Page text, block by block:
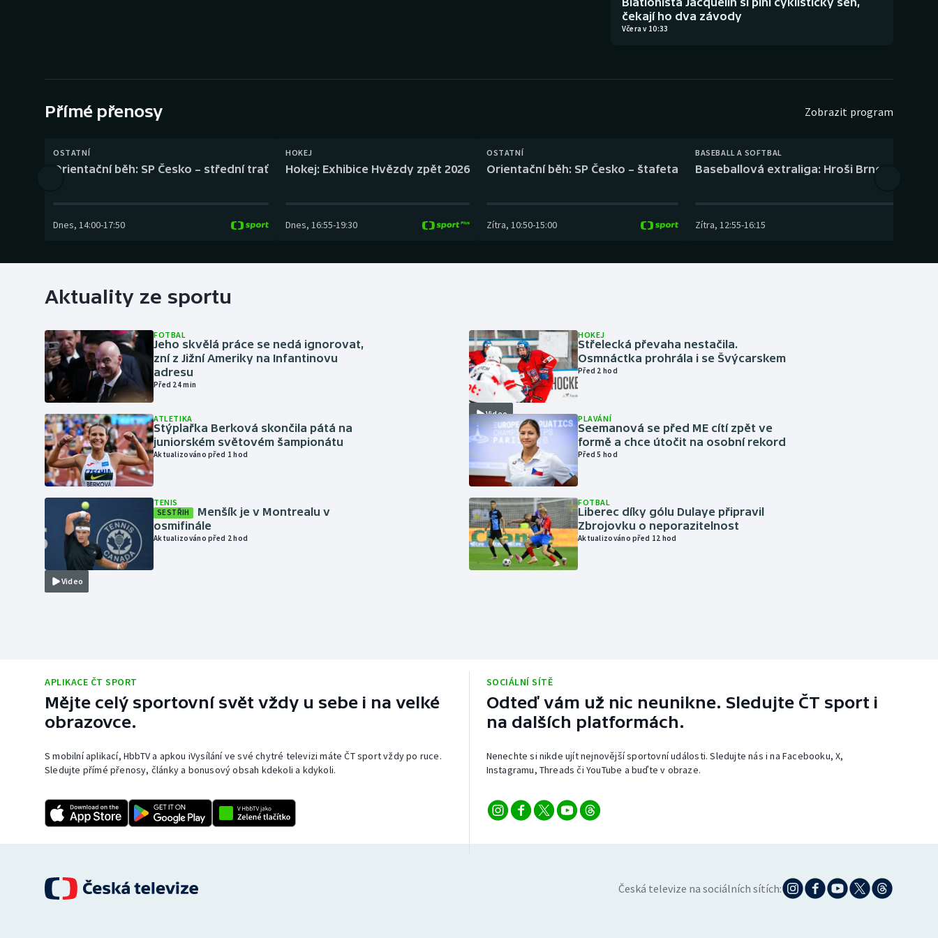
Gymnastika Plážový volejbal
čekají ho dva závody
Včera v 10:33
Přímé přenosy Zobrazit program
OSTATNÍ
Orientační běh: SP Česko – střední trať
Dnes, 14:00-17:50
HOKEJ
Hokej: Exhibice Hvězdy zpět 2026
Dnes, 16:55-19:30
OSTATNÍ
Orientační běh: SP Česko – štafeta
Zítra, 10:50-15:00
BASEBALL A SOFTBAL
Baseballová extraliga: Hroši Brno – Eagles
Zítra, 12:55-16:15
Aktuality ze sportu
FOTBAL
Jeho skvělá práce se nedá ignorovat,
zní z Jižní Ameriky na Infantinovu
adresu
Před 24 min
ATLETIKA
Stýplařka Berková skončila pátá na
juniorském světovém šampionátu
Aktualizováno před 1 hod
Video
TENIS
SESTŘIH
Menšík je v Montrealu v
osmifinále
Aktualizováno před 2 hod
Video
HOKEJ
Střelecká převaha nestačila.
Osmnáctka prohrála i se Švýcarskem
Před 2 hod
PLAVÁNÍ
Seemanová se před ME cítí zpět ve
formě a chce útočit na osobní rekord
Před 5 hod
FOTBAL
Liberec díky gólu Dulaye připravil
Zbrojovku o neporazitelnost
Aktualizováno před 12 hod
APLIKACE ČT SPORT
Mějte celý sportovní svět vždy u sebe i na velké
obrazovce.
S mobilní aplikací, HbbTV a apkou iVysílání ve své chytré televizi máte ČT sport vždy po ruce.
Sledujte přímé přenosy, články a bonusový obsah kdekoli a kdykoli.
SOCIÁLNÍ SÍTĚ
Odteď vám už nic neunikne. Sledujte ČT sport i
na dalších platformách.
Nenechte si nikde ujít nejnovější sportovní události. Sledujte nás i na Facebooku, X,
Instagramu, Threads či YouTube a buďte v obraze.
Česká televize na sociálních sítích: